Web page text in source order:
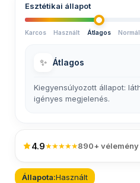
Esztétikai állapot
Karcos Használt Átlagos Normál
✨ Átlagos
Kiegyensúlyozott állapot:
igényes megjelenés.
4.9★★★★★890+ vélemény
Állapota:Használt